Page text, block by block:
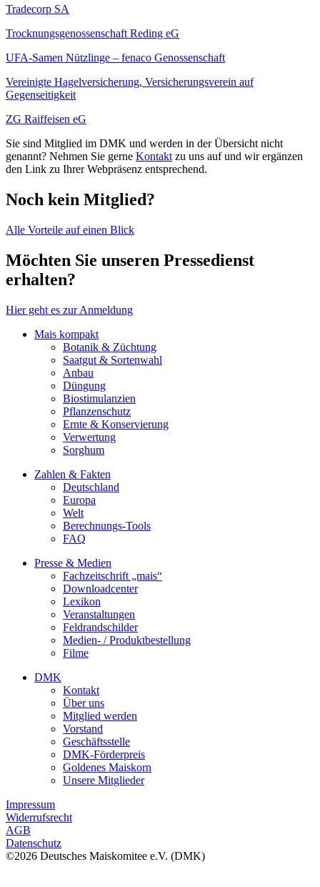
Tradecorp SA
Trocknungsgenossenschaft Reding eG
UFA-Samen Nützlinge – fenaco Genossenschaft
Vereinigte Hagelversicherung, Versicherungsverein auf
Gegenseitigkeit
ZG Raiffeisen eG
Sie sind Mitglied im DMK und werden in der Übersicht nicht
genannt? Nehmen Sie gerne Kontakt zu uns auf und wir ergänzen
den Link zu Ihrer Webpräsenz entsprechend.
Noch kein Mitglied?
Alle Vorteile auf einen Blick
Möchten Sie unseren Pressedienst
erhalten?
Hier geht es zur Anmeldung
Mais kompakt
Botanik & Züchtung
Saatgut & Sortenwahl
Anbau
Düngung
Biostimulanzien
Pflanzenschutz
Ernte & Konservierung
Verwertung
Sorghum
Zahlen & Fakten
Deutschland
Europa
Welt
Berechnungs-Tools
FAQ
Presse & Medien
Fachzeitschrift „mais“
Downloadcenter
Lexikon
Veranstaltungen
Feldrandschilder
Medien- / Produktbestellung
Filme
DMK
Kontakt
Über uns
Mitglied werden
Vorstand
Geschäftsstelle
DMK-Förderpreis
Goldenes Maiskorn
Unsere Mitglieder
Impressum
Widerrufsrecht
AGB
Datenschutz
©2026 Deutsches Maiskomitee e.V. (DMK)